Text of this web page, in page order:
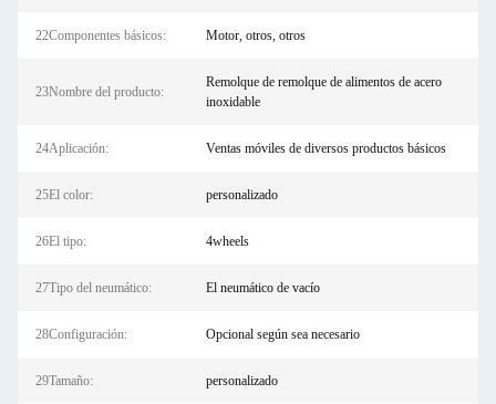
22Componentes básicos: Motor, otros, otros
23Nombre del producto:
Remolque de remolque de alimentos de acero
inoxidable
24Aplicación: Ventas móviles de diversos productos básicos
25El color: personalizado
26El tipo: 4wheels
27Tipo del neumático: El neumático de vacío
28Configuración: Opcional según sea necesario
29Tamaño: personalizado